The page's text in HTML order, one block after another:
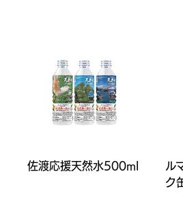
佐渡応援天然水500ml
ル
ク